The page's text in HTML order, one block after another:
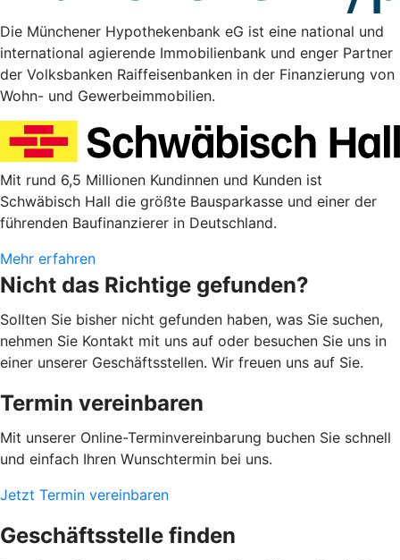
Die Münchener Hypothekenbank eG ist eine national und
international agierende Immobilienbank und enger Partner
der Volksbanken Raiffeisenbanken in der Finanzierung von
Wohn- und Gewerbeimmobilien.
Mit rund 6,5 Millionen Kundinnen und Kunden ist
Schwäbisch Hall die größte Bausparkasse und einer der
führenden Baufinanzierer in Deutschland.
Mehr erfahren
Nicht das Richtige gefunden?
Sollten Sie bisher nicht gefunden haben, was Sie suchen,
nehmen Sie Kontakt mit uns auf oder besuchen Sie uns in
einer unserer Geschäftsstellen. Wir freuen uns auf Sie.
Termin vereinbaren
Mit unserer Online-Terminvereinbarung buchen Sie schnell
und einfach Ihren Wunschtermin bei uns.
Jetzt Termin vereinbaren
Geschäftsstelle finden